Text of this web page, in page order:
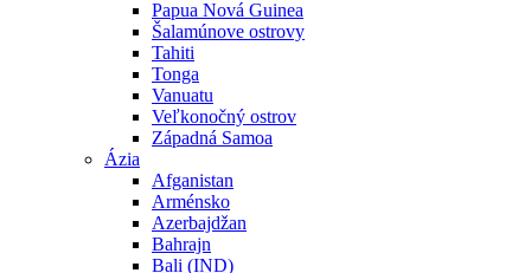
Papua Nová Guinea
Šalamúnove ostrovy
Tahiti
Tonga
Vanuatu
Veľkonočný ostrov
Západná Samoa
Ázia
Afganistan
Arménsko
Azerbajdžan
Bahrajn
Bali (IND)